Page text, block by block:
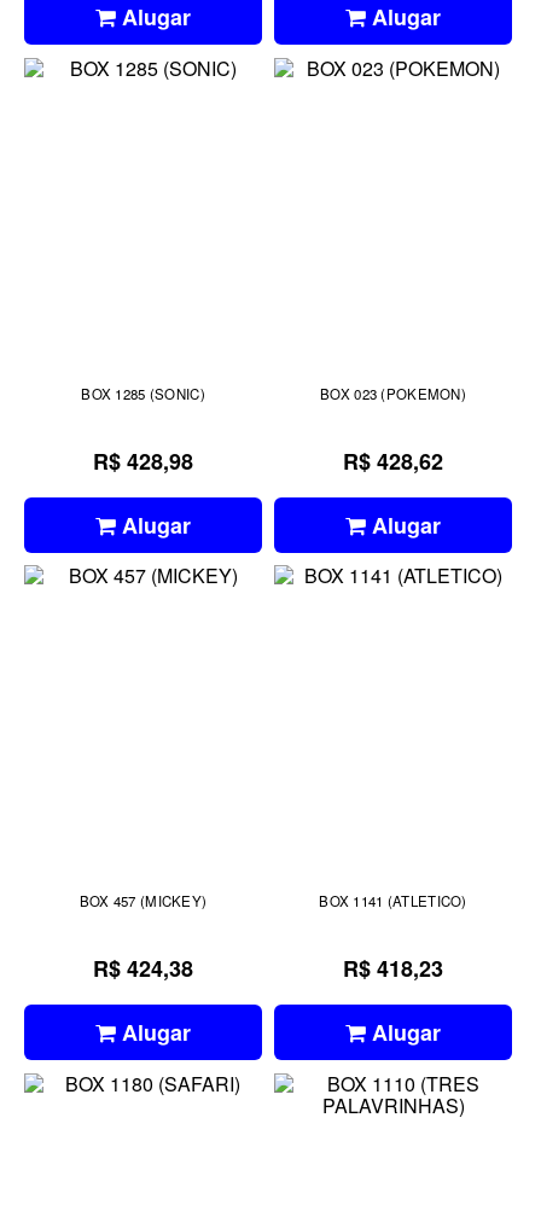
Alugar Alugar
BOX 1285 (SONIC)
R$ 428,98
Alugar
BOX 023 (POKEMON)
R$ 428,62
Alugar
BOX 457 (MICKEY)
R$ 424,38
Alugar
BOX 1141 (ATLETICO)
R$ 418,23
Alugar